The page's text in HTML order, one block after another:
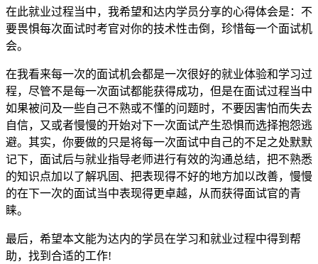
在此就业过程当中，我希望和达内学员分享的心得体会是：不
要畏惧每次面试时考官对你的技术性击倒，珍惜每一个面试机
会。
在我看来每一次的面试机会都是一次很好的就业体验和学习过
程，尽管不是每一次面试都能获得成功，但是在面试过程当中
如果被问及一些自己不熟或不懂的问题时，不要因害怕而失去
自信，又或者慢慢的开始对下一次面试产生恐惧而选择抱怨逃
避。其实，你要做的只是将每一次面试中自己的不足之处默默
记下，面试后与就业指导老师进行有效的沟通总结，把不熟悉
的知识点加以了解巩固、把表现得不好的地方加以改善，慢慢
的在下一次的面试当中表现得更卓越，从而获得面试官的青
睐。
最后，希望本文能为达内的学员在学习和就业过程中得到帮
助，找到合适的工作!